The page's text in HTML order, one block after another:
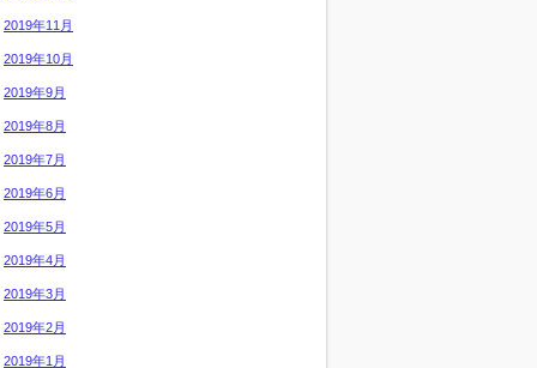
2019年11月
2019年10月
2019年9月
2019年8月
2019年7月
2019年6月
2019年5月
2019年4月
2019年3月
2019年2月
2019年1月